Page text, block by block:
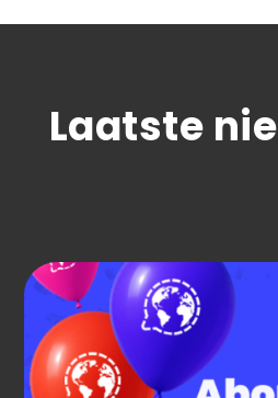
Laatste